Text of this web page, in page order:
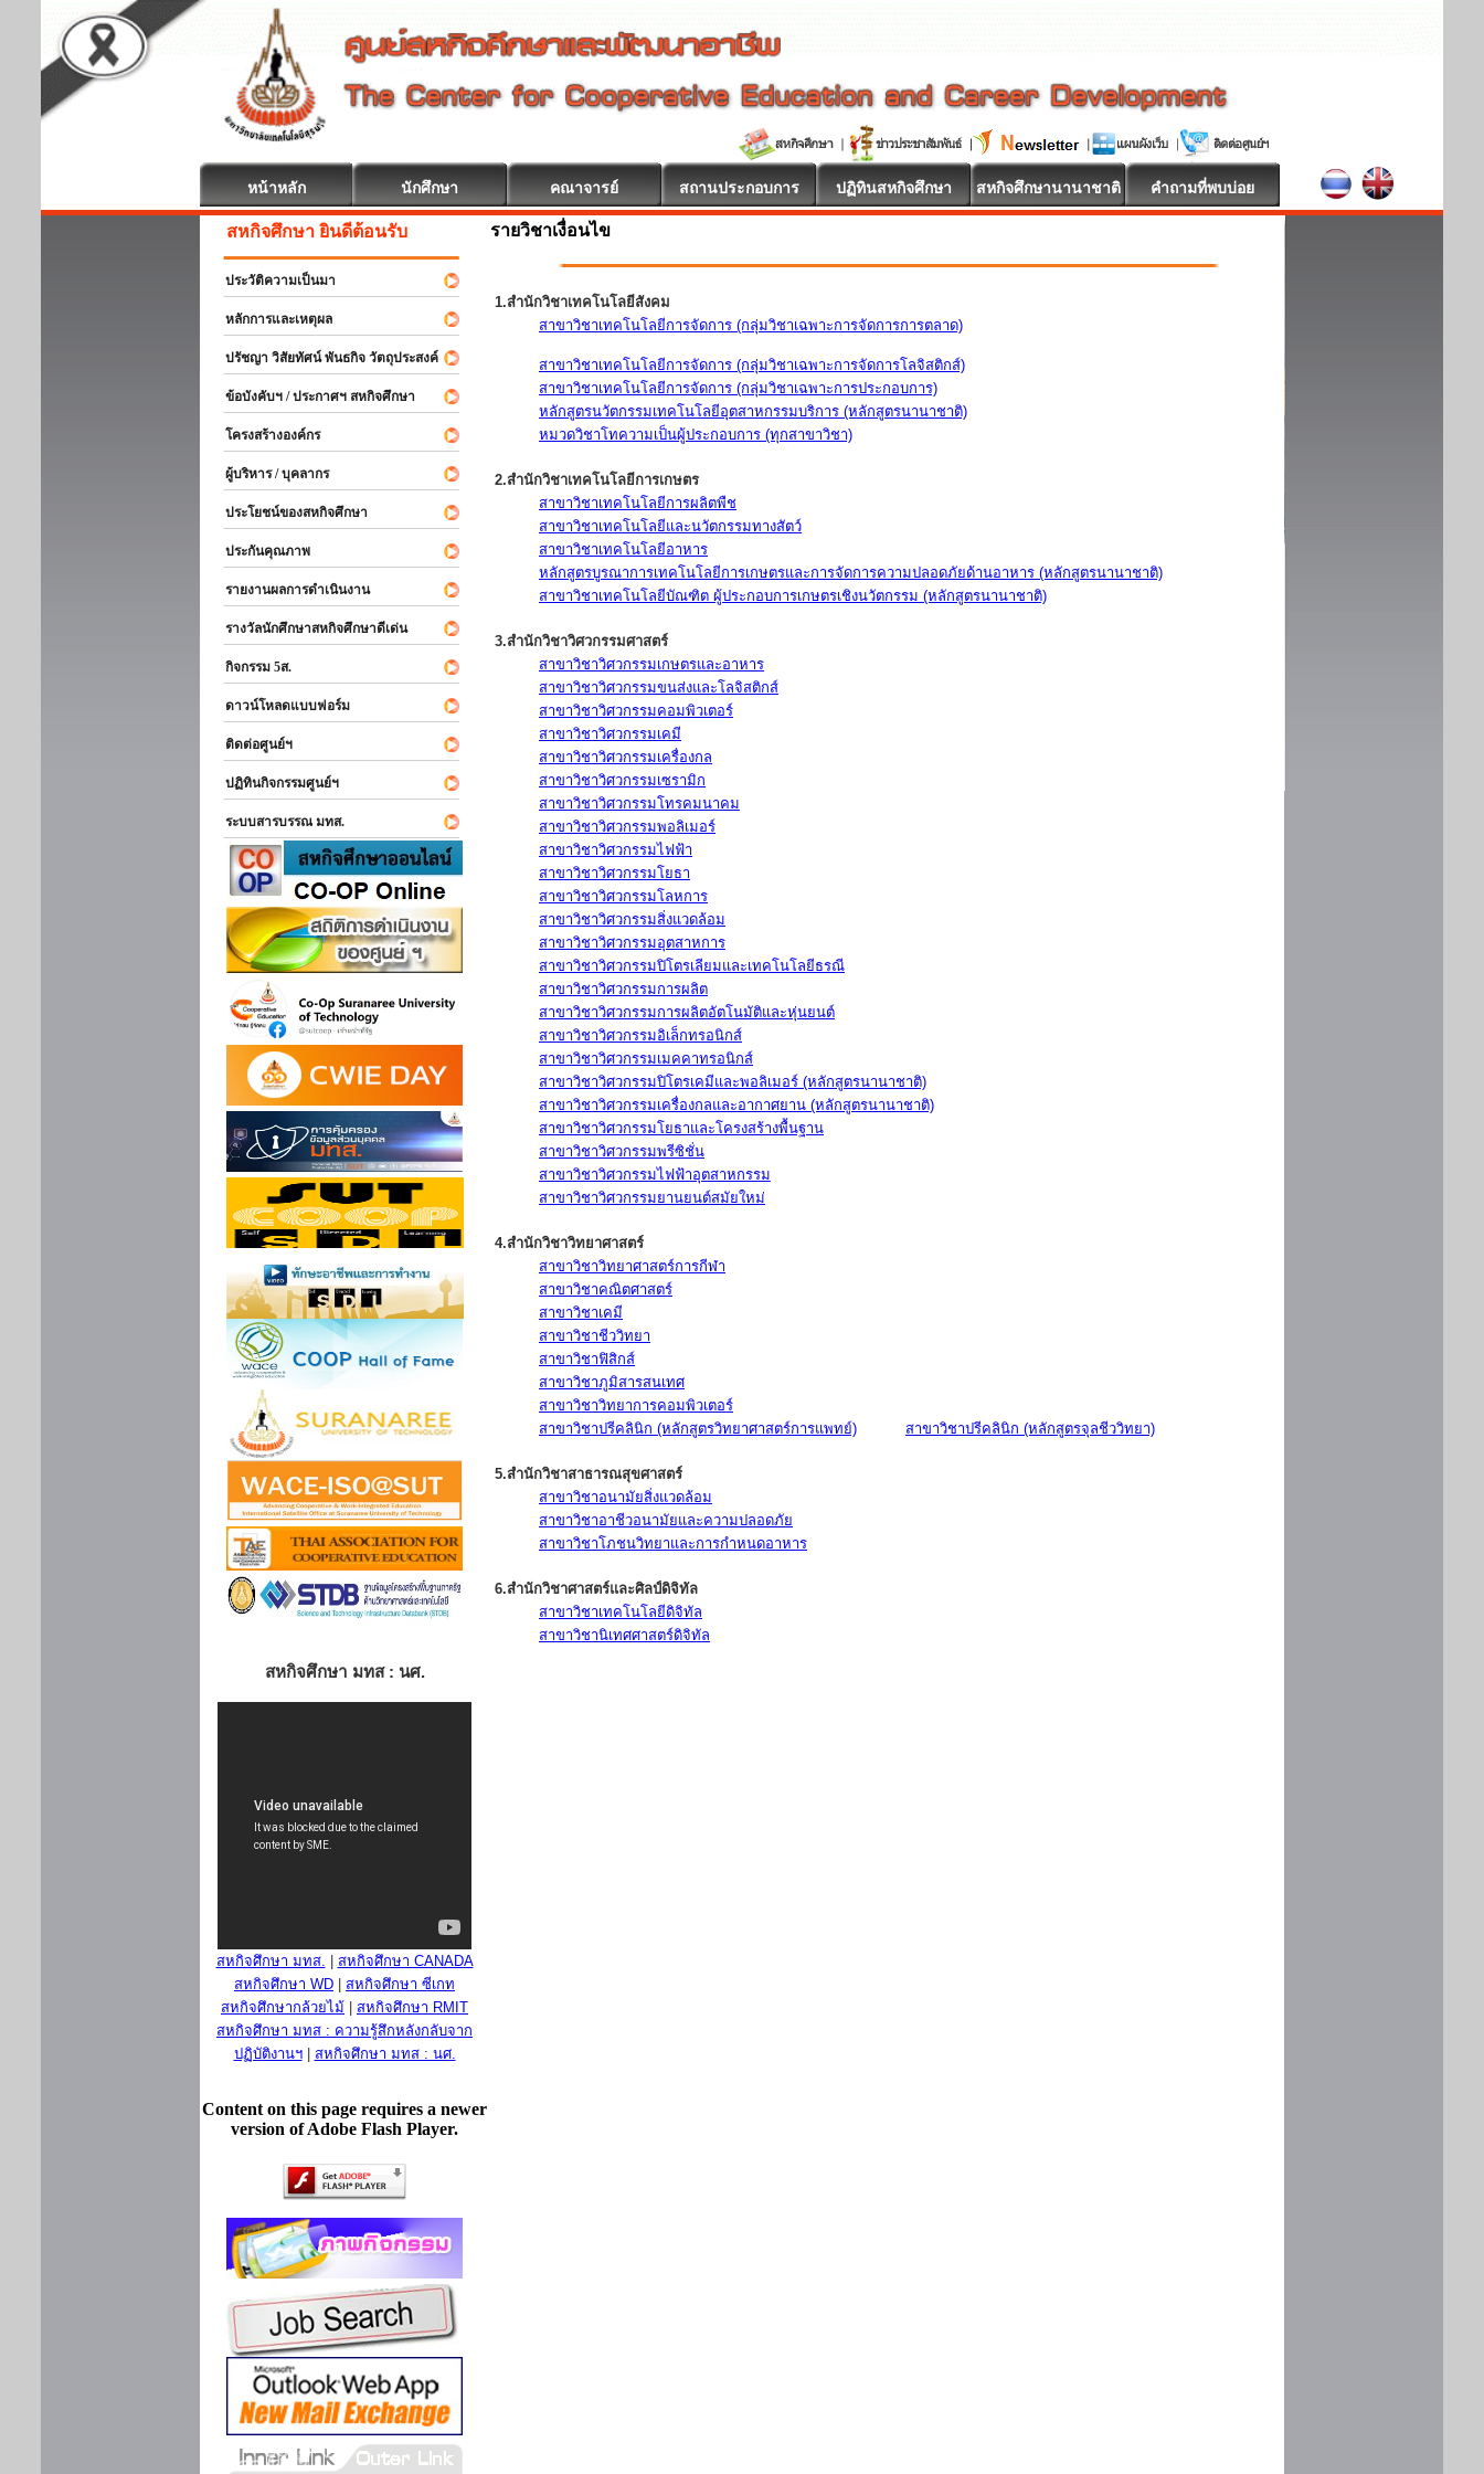
หน้าหลัก นักศึกษา คณาจารย์ สถานประกอบการ ปฏิทินสหกิจศึกษา สหกิจศึกษานานาชาติ คำถามที่พบบ่อย
สหกิจศึกษา ยินดีต้อนรับ
ประวัติความเป็นมา
หลักการและเหตุผล
ปรัชญา วิสัยทัศน์ พันธกิจ วัตถุประสงค์
ข้อบังคับฯ / ประกาศฯ สหกิจศึกษา
โครงสร้างองค์กร
ผู้บริหาร / บุคลากร
ประโยชน์ของสหกิจศึกษา
ประกันคุณภาพ
รายงานผลการดำเนินงาน
รางวัลนักศึกษาสหกิจศึกษาดีเด่น
กิจกรรม 5ส.
ดาวน์โหลดแบบฟอร์ม
ติดต่อศูนย์ฯ
ปฏิทินกิจกรรมศูนย์ฯ
ระบบสารบรรณ มทส.
สหกิจศึกษา มทส : นศ.
สหกิจศึกษา มทส.
สหกิจศึกษา CANADA
สหกิจศึกษา WD
สหกิจศึกษา ซีเกท
สหกิจศึกษากล้วยไม้
สหกิจศึกษา RMIT
สหกิจศึกษา มทส : ความรู้สึกหลังกลับจาก
ปฏิบัติงานฯ| สหกิจศึกษา มทส : นศ.
Content on this page requires a newer
version of Adobe Flash Player.
รายวิชาเงื่อนไข
1.สำนักวิชาเทคโนโลยีสังคม
สาขาวิชาเทคโนโลยีการจัดการ (กลุ่มวิชาเฉพาะการจัดการการตลาด)
สาขาวิชาเทคโนโลยีการจัดการ (กลุ่มวิชาเฉพาะการจัดการโลจิสติกส์)
สาขาวิชาเทคโนโลยีการจัดการ (กลุ่มวิชาเฉพาะการประกอบการ)
หลักสูตรนวัตกรรมเทคโนโลยีอุตสาหกรรมบริการ (หลักสูตรนานาชาติ)
หมวดวิชาโทความเป็นผู้ประกอบการ (ทุกสาขาวิชา)
2.สำนักวิชาเทคโนโลยีการเกษตร
สาขาวิชาเทคโนโลยีการผลิตพืช
สาขาวิชาเทคโนโลยีและนวัตกรรมทางสัตว์
สาขาวิชาเทคโนโลยีอาหาร
หลักสูตรบูรณาการเทคโนโลยีการเกษตรและการจัดการความปลอดภัยด้านอาหาร (หลักสูตรนานาชาติ)
สาขาวิชาเทคโนโลยีบัณฑิต ผู้ประกอบการเกษตรเชิงนวัตกรรม (หลักสูตรนานาชาติ)
3.สำนักวิชาวิศวกรรมศาสตร์
สาขาวิชาวิศวกรรมเกษตรและอาหาร
สาขาวิชาวิศวกรรมขนส่งและโลจิสติกส์
สาขาวิชาวิศวกรรมคอมพิวเตอร์
สาขาวิชาวิศวกรรมเคมี
สาขาวิชาวิศวกรรมเครื่องกล
สาขาวิชาวิศวกรรมเซรามิก
สาขาวิชาวิศวกรรมโทรคมนาคม
สาขาวิชาวิศวกรรมพอลิเมอร์
สาขาวิชาวิศวกรรมไฟฟ้า
สาขาวิชาวิศวกรรมโยธา
สาขาวิชาวิศวกรรมโลหการ
สาขาวิชาวิศวกรรมสิ่งแวดล้อม
สาขาวิชาวิศวกรรมอุตสาหการ
สาขาวิชาวิศวกรรมปิโตรเลียมและเทคโนโลยีธรณี
สาขาวิชาวิศวกรรมการผลิต
สาขาวิชาวิศวกรรมการผลิตอัตโนมัติและหุ่นยนต์
สาขาวิชาวิศวกรรมอิเล็กทรอนิกส์
สาขาวิชาวิศวกรรมเมคคาทรอนิกส์
สาขาวิชาวิศวกรรมปิโตรเคมีและพอลิเมอร์ (หลักสูตรนานาชาติ)
สาขาวิชาวิศวกรรมเครื่องกลและอากาศยาน (หลักสูตรนานาชาติ)
สาขาวิชาวิศวกรรมโยธาและโครงสร้างพื้นฐาน
สาขาวิชาวิศวกรรมพรีซิชั่น
สาขาวิชาวิศวกรรมไฟฟ้าอุตสาหกรรม
สาขาวิชาวิศวกรรมยานยนต์สมัยใหม่
4.สำนักวิชาวิทยาศาสตร์
สาขาวิชาวิทยาศาสตร์การกีฬา
สาขาวิชาคณิตศาสตร์
สาขาวิชาเคมี
สาขาวิชาชีววิทยา
สาขาวิชาฟิสิกส์
สาขาวิชาภูมิสารสนเทศ
สาขาวิชาวิทยาการคอมพิวเตอร์
สาขาวิชาปรีคลินิก (หลักสูตรวิทยาศาสตร์การแพทย์)
สาขาวิชาปรีคลินิก (หลักสูตรจุลชีววิทยา)
5.สำนักวิชาสาธารณสุขศาสตร์
สาขาวิชาอนามัยสิ่งแวดล้อม
สาขาวิชาอาชีวอนามัยและความปลอดภัย
สาขาวิชาโภชนวิทยาและการกำหนดอาหาร
6.สำนักวิชาศาสตร์และศิลป์ดิจิทัล
สาขาวิชาเทคโนโลยีดิจิทัล
สาขาวิชานิเทศศาสตร์ดิจิทัล